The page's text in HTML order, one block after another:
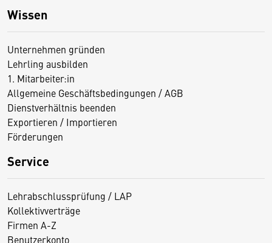
Wissen
Unternehmen gründen
Lehrling ausbilden
1. Mitarbeiter:in
Allgemeine Geschäftsbedingungen / AGB
Dienstverhältnis beenden
Exportieren / Importieren
Förderungen
Service
Lehrabschlussprüfung / LAP
Kollektivverträge
Firmen A-Z
Benutzerkonto